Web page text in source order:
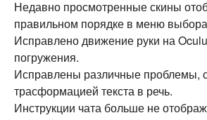
Недавно просмотренные скины
правильном порядке в меню
Исправлено движение руки на
погружения.
Исправлены различные проблемы,
трасформацией текста в речь.
Инструкции чата больше не